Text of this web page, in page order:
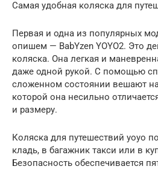
Самая удобная коляска для
Первая и одна из популярных
опишем — BabYzen YOYO2. Это
коляска. Она легкая и
даже одной рукой. С помощью
сложенном состоянии вешают
которой она несильно
и размеру.
Коляска для путешествий yoyo
кладь, в багажник такси или в
Безопасность обеспечивается